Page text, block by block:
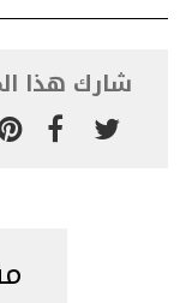
شارك هذا